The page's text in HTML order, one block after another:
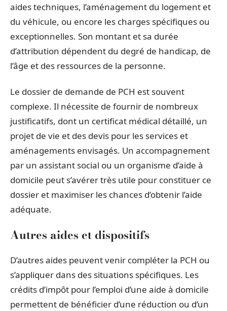
aides techniques, l’aménagement du logement et
du véhicule, ou encore les charges spécifiques ou
exceptionnelles. Son montant et sa durée
d’attribution dépendent du degré de handicap, de
l’âge et des ressources de la personne.
Le dossier de demande de PCH est souvent
complexe. Il nécessite de fournir de nombreux
justificatifs, dont un certificat médical détaillé, un
projet de vie et des devis pour les services et
aménagements envisagés. Un accompagnement
par un assistant social ou un organisme d’aide à
domicile peut s’avérer très utile pour constituer ce
dossier et maximiser les chances d’obtenir l’aide
adéquate.
Autres aides et dispositifs
D’autres aides peuvent venir compléter la PCH ou
s’appliquer dans des situations spécifiques. Les
crédits d’impôt pour l’emploi d’une aide à domicile
permettent de bénéficier d’une réduction ou d’un